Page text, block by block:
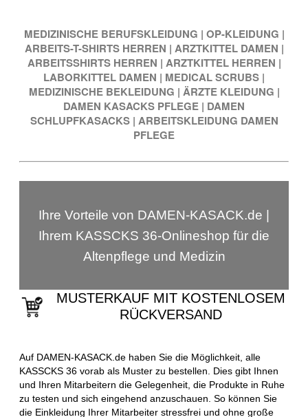
MEDIZINISCHE BERUFSKLEIDUNG | OP-KLEIDUNG |
ARBEITS-T-SHIRTS HERREN | ARZTKITTEL DAMEN |
ARBEITSSHIRTS HERREN | ARZTKITTEL HERREN |
LABORKITTEL DAMEN | MEDICAL SCRUBS |
MEDIZINISCHE BEKLEIDUNG | ÄRZTE KLEIDUNG |
DAMEN KASACKS PFLEGE | DAMEN
SCHLUPFKASACKS | ARBEITSKLEIDUNG DAMEN
PFLEGE
Ihre Vorteile von DAMEN-KASACK.de |
Ihrem KASSCKS 36-Onlineshop für die
Altenpflege und Medizin
MUSTERKAUF MIT KOSTENLOSEM
RÜCKVERSAND
Auf DAMEN-KASACK.de haben Sie die Möglichkeit, alle
KASSCKS 36 vorab als Muster zu bestellen. Dies gibt Ihnen
und Ihren Mitarbeitern die Gelegenheit, die Produkte in Ruhe
zu testen und sich eingehend anzuschauen. So können Sie
die Einkleidung Ihrer Mitarbeiter stressfrei und ohne große